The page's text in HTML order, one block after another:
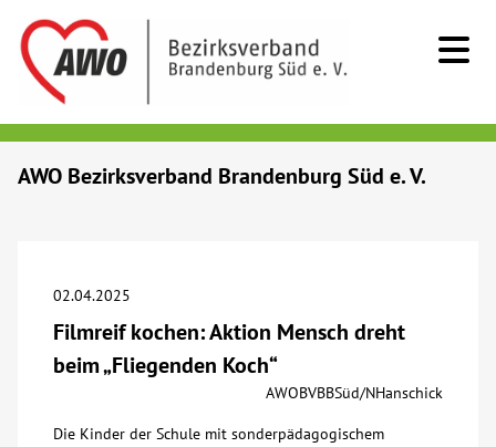
Beratung & Hilfe
AWO Bezirksverband Brandenburg Süd e. V.
02.04.2025
Filmreif kochen: Aktion Mensch dreht
beim „Fliegenden Koch“
AWOBVBBSüd/NHanschick
Die Kinder der Schule mit sonderpädagogischem